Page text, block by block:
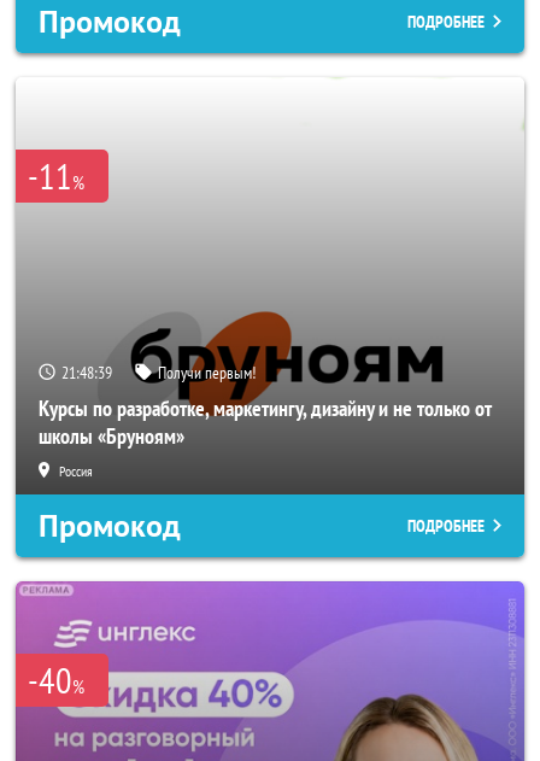
Промокод ПОДРОБНЕЕ
-11%
21:48:38 Получи первым!
Курсы по разработке, маркетингу, дизайну и не только от
школы «Бруноям»
Россия
Промокод ПОДРОБНЕЕ
-40%